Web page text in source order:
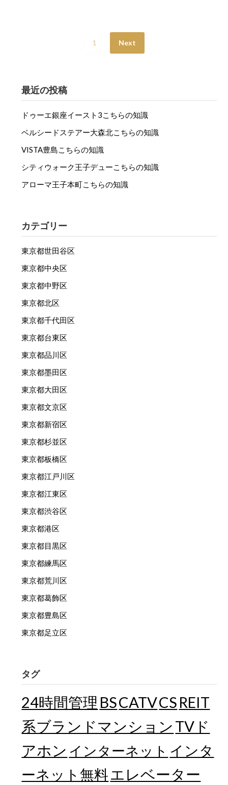
1 Next
最近の投稿
ドゥーエ銀座イースト3こちらの知識
ベルシードステアー大森北こちらの知識
VISTA豊島こちらの知識
シティウォーク王子デューこちらの知識
アローマ王子本町こちらの知識
カテゴリー
東京都世田谷区
東京都中央区
東京都中野区
東京都北区
東京都千代田区
東京都台東区
東京都品川区
東京都墨田区
東京都大田区
東京都文京区
東京都新宿区
東京都杉並区
東京都板橋区
東京都江戸川区
東京都江東区
東京都渋谷区
東京都港区
東京都目黒区
東京都練馬区
東京都荒川区
東京都葛飾区
東京都豊島区
東京都足立区
タグ
24時間管理 BSCATVCS REIT
系ブランドマンション TVド
アホン インターネット インタ
ーネット無料エレベーター